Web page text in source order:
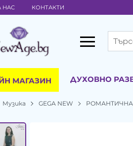
НАС КОНТАКТИ
МАГАЗИН ДУХОВНО
Музика GEGA NEW РОМАНТИЧНА